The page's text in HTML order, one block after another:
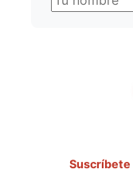
Suscríbete